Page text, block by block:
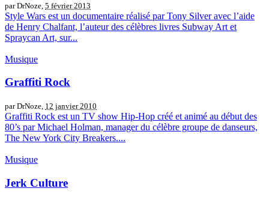
par DrNoze, 5 février 2013
Style Wars est un documentaire réalisé par Tony Silver avec l’aide
de Henry Chalfant, l’auteur des célèbres livres Subway Art et
Spraycan Art, sur...
Musique
Graffiti Rock
par DrNoze, 12 janvier 2010
Graffiti Rock est un TV show Hip-Hop créé et animé au début des
80’s par Michael Holman, manager du célèbre groupe de danseurs,
The New York City Breakers....
Musique
Jerk Culture